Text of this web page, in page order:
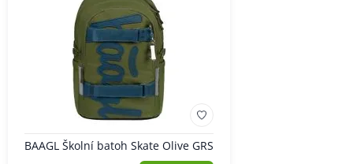
BAAGL Školní batoh Skate Olive GRS